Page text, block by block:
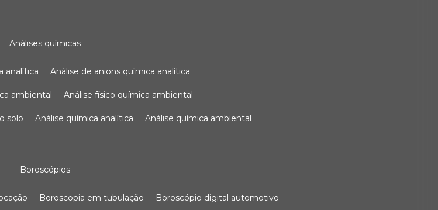
análises químicas
analítica análise de anions química analítica
ambiental análise físico química ambiental
solo análise química analítica análise química ambiental
boroscópios
boroscopia em tubulação boroscópio digital automotivo